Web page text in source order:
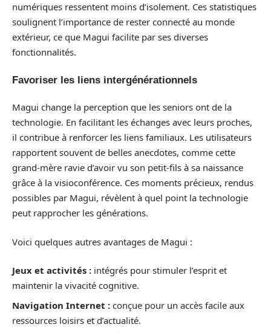
numériques ressentent moins d’isolement. Ces statistiques
soulignent l’importance de rester connecté au monde
extérieur, ce que Magui facilite par ses diverses
fonctionnalités.
Favoriser les liens intergénérationnels
Magui change la perception que les seniors ont de la
technologie. En facilitant les échanges avec leurs proches,
il contribue à renforcer les liens familiaux. Les utilisateurs
rapportent souvent de belles anecdotes, comme cette
grand-mère ravie d’avoir vu son petit-fils à sa naissance
grâce à la visioconférence. Ces moments précieux, rendus
possibles par Magui, révèlent à quel point la technologie
peut rapprocher les générations.
Voici quelques autres avantages de Magui :
Jeux et activités : intégrés pour stimuler l’esprit et
maintenir la vivacité cognitive.
Navigation Internet : conçue pour un accès facile aux
ressources loisirs et d’actualité.